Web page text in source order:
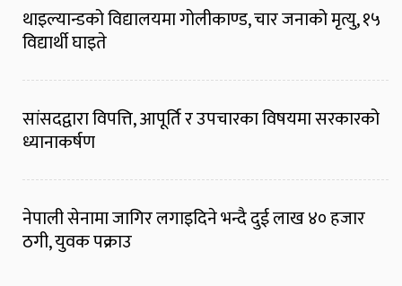
थाइल्यान्डको विद्यालयमा गोलीकाण्ड, चार जनाको मृत्यु, १५
विद्यार्थी घाइते
सांसदद्वारा विपत्ति, आपूर्ति र उपचारका विषयमा सरकारको
ध्यानाकर्षण
नेपाली सेनामा जागिर लगाइदिने भन्दै दुई लाख ४० हजार
ठगी, युवक पक्राउ